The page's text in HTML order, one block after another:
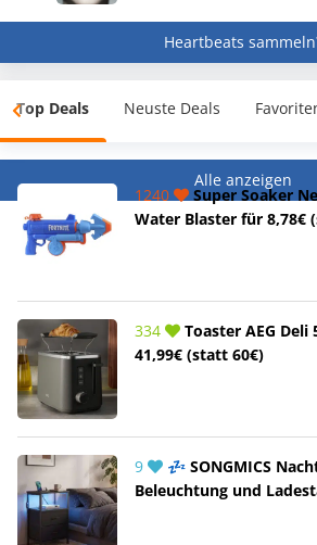
Heartbeats
Top Deals Neuste Deals
Alle anzeigen
1240
Super Soaker
Water Blaster für 8,78€
334
Toaster AEG Deli
41,99€ (statt 60€)
9
💤 SONGMICS
Beleuchtung und